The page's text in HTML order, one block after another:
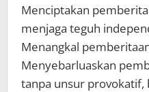
Menciptakan
menjaga teguh
Menangkal
Menyebarluaskan
tanpa unsur provokatif,